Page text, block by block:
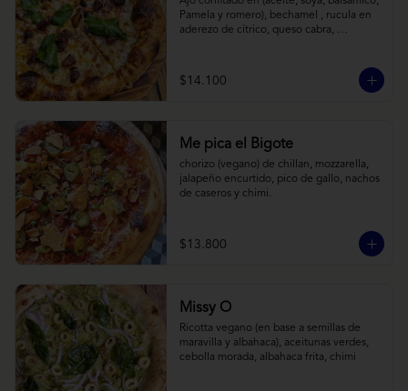
Pamela y romero), bechamel , rucula en
aderezo de cítrico, queso cabra,
$14.100
Me pica el Bigote
chorizo (vegano) de chillan, mozzarella,
jalapeño encurtido, pico de gallo, nachos
de caseros y chimi.
$13.800
Missy O
Ricotta vegano (en base a semillas de
maravilla y albahaca), aceitunas verdes,
cebolla morada, albahaca frita, chimi